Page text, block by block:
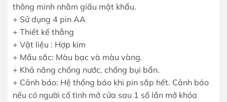
thông minh nhằm giấu mật khẩu.
+ Sử dụng 4 pin AA
+ Thiết kế thẳng
+ Vật liệu : Hợp kim
+ Mầu sắc: Màu bạc và màu vàng.
+ Khả năng chống nước, chống bụi bẩn.
+ Cảnh báo: Hệ thống báo khi pin sắp hết. Cảnh báo
nếu có người cố tình mở cửa sau 1 số lần mở khóa